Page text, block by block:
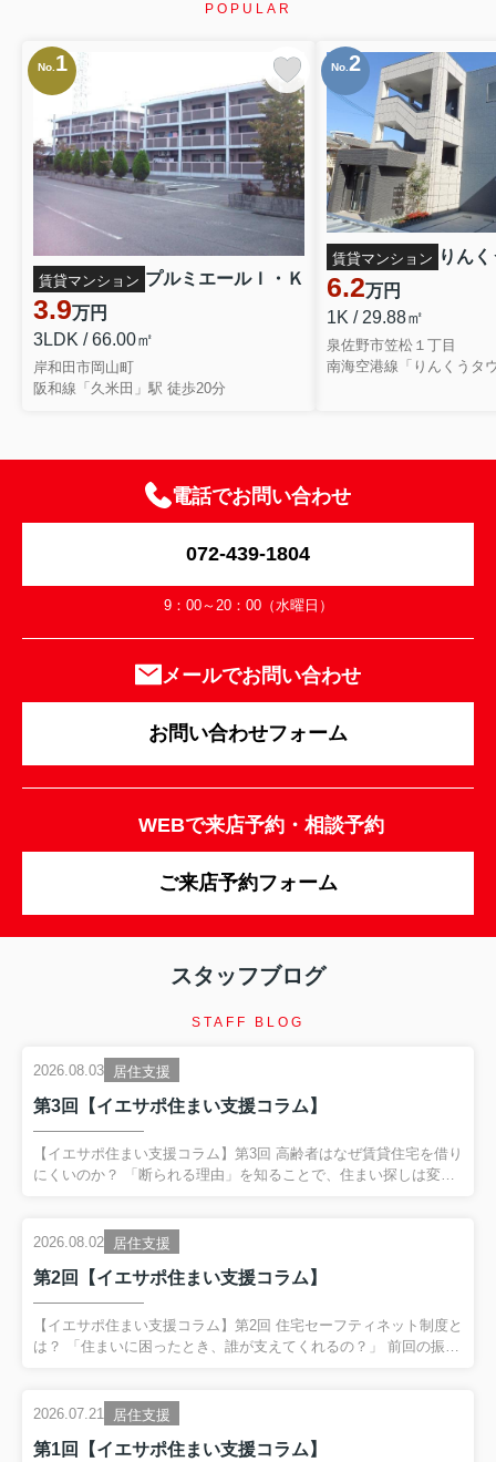
POPULAR
No. 1
賃貸マンション プルミエールＩ・Ｋ
3.9万円
3LDK / 66.00㎡
岸和田市岡山町
阪和線「久米田」駅 徒歩20分
No. 2
賃貸マンション りん
6.2万円
1K / 29.88㎡
泉佐野市笠松１丁目
南海空港線「りんくうタ
電話でお問い合わせ
072-439-1804
9：00～20：00（水曜日）
メールでお問い合わせ
お問い合わせフォーム
WEBで来店予約・相談予約
ご来店予約フォーム
スタッフブログ
STAFF BLOG
2026.08.03 居住支援
第3回【イエサポ住まい支援コラム】
【イエサポ住まい支援コラム】第3回 高齢者はなぜ賃貸住宅を借り
にくいのか？ 「断られる理由」を知ることで、住まい探しは変わ
方を地域全体で支える制度があり、その制度を活用するために
は、行政・福祉・医療・不動産が連携することが大切だというお
話をしました。 今回は、私たちが日々もっとも多く相談を受ける
テーマの一つ、 「高齢者はなぜ賃貸住宅を借りにくいのか？」 に
ついて、現場の経験をもとにお伝えします。 「高齢だから断られ
た」 本当に年齢だけが理由なのでしょうか？ 「75歳だから...
2026.08.02 居住支援
第2回【イエサポ住まい支援コラム】
【イエサポ住まい支援コラム】第2回 住宅セーフティネット制度と
は？ 「住まいに困ったとき、誰が支えてくれるの？」 前回の振り
が大切」 というテーマでお話ししました。 住所不定高齢者、DV
避難、ゴミ屋敷の事例からも分かるように、住まいは生活の土台
です。 今回は、その土台を地域で支える仕組みである住宅セーフ
2026.07.21 居住支援
第1回【イエサポ住まい支援コラム】